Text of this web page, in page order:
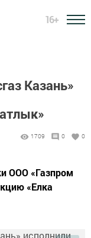
16+
Казань»
1709 0 0
ООО «Газпром
«Елка